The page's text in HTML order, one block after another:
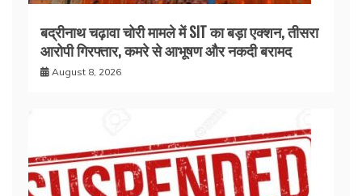
बद्रीनाथ चढ़ावा चोरी मामले में SIT का बड़ा एक्शन, तीसरा
आरोपी गिरफ्तार, कमरे से आभूषण और नकदी बरामद
August 8, 2026